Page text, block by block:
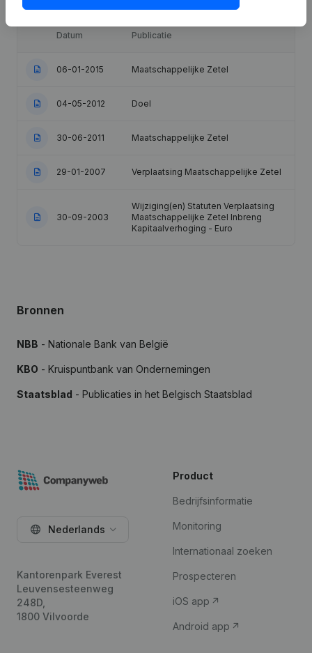
Datum Publicatie
06-01-2015 Maatschappelijke Zetel
04-05-2012 Doel
30-06-2011 Maatschappelijke Zetel
29-01-2007 Verplaatsing Maatschappelijke Zetel
30-09-2003
Wijziging(en) Statuten Verplaatsing
Maatschappelijke Zetel Inbreng
Kapitaalverhoging - Euro
Bronnen
NBB - Nationale Bank van België
KBO - Kruispuntbank van Ondernemingen
Staatsblad - Publicaties in het Belgisch Staatsblad
Nederlands
Kantorenpark Everest
Leuvensesteenweg
248D,
1800 Vilvoorde
Product
Bedrijfsinformatie
Monitoring
Internationaal zoeken
Prospecteren
iOS app
Android app